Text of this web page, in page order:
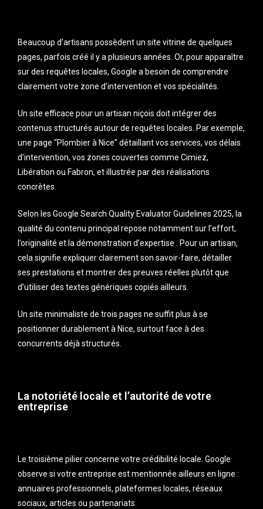
Beaucoup d’artisans possèdent un site vitrine de quelques
pages, parfois créé il y a plusieurs années. Or, pour apparaître
sur des requêtes locales, Google a besoin de comprendre
clairement votre zone d’intervention et vos spécialités.
Un site efficace pour un artisan niçois doit intégrer des
contenus structurés autour de requêtes locales. Par exemple,
une page “Plombier à Nice” détaillant vos services, vos délais
d’intervention, vos zones couvertes comme Cimiez,
Libération ou Fabron, et illustrée par des réalisations
concrètes.
Selon les Google Search Quality Evaluator Guidelines 2025, la
qualité du contenu principal repose notamment sur l’effort,
l’originalité et la démonstration d’expertise . Pour un artisan,
cela signifie expliquer clairement son savoir-faire, détailler
ses prestations et montrer des preuves réelles plutôt que
d’utiliser des textes génériques copiés ailleurs.
Un site minimaliste de trois pages ne suffit plus à se
positionner durablement à Nice, surtout face à des
concurrents déjà structurés.
La notoriété locale et l’autorité de votre
entreprise
Le troisième pilier concerne votre crédibilité locale. Google
observe si votre entreprise est mentionnée ailleurs en ligne :
annuaires professionnels, plateformes locales, réseaux
sociaux, articles ou partenariats.